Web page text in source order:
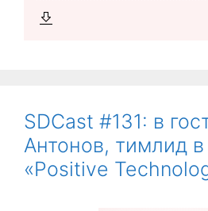
SDCast #131: в
Антонов, тимлид
«Positive